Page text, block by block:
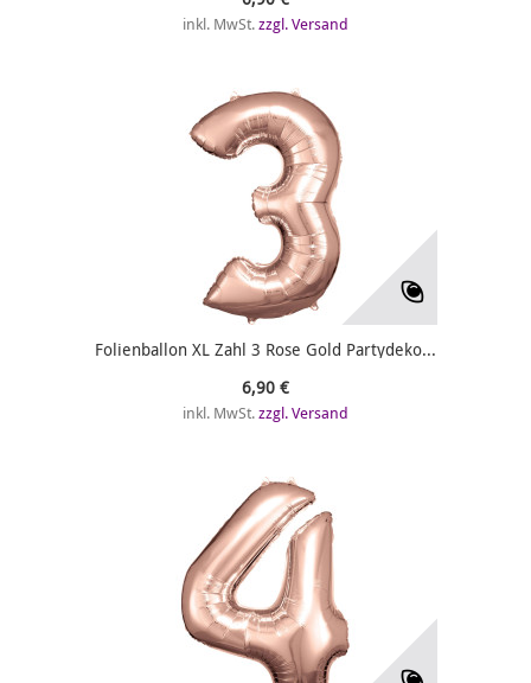
inkl. MwSt.zzgl. Versand
Folienballon XL Zahl 3 Rose Gold Partydeko...
6,90 €
inkl. MwSt.zzgl. Versand